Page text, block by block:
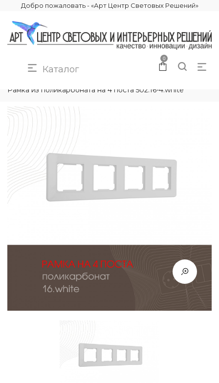
Добро пожаловать - «Арт Центр Световых Решений»
Каталог
0
Рамка из поликарбоната на 4 поста 502.16-4.white